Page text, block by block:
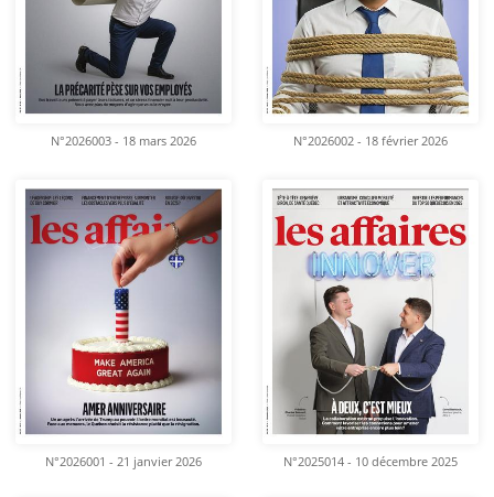
N°2026003 - 18 mars 2026 N°2026002 - 18 février 2026
N°2026001 - 21 janvier 2026 N°2025014 - 10 décembre 2025